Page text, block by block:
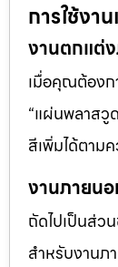
การใช้งา
งานตกแต่
เมื่อคุณต้องก
“แผ่นพลาสวู
สีเพิ่มได้ตาม
งานภายน
ถัดไปเป็นส่ว
สำหรับงานภ